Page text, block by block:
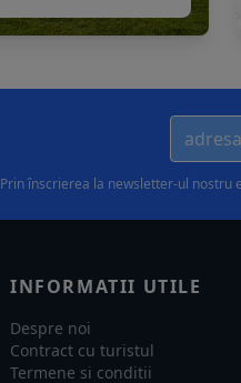
Prin înscrierea la newsletter-ul nostru
INFORMATII UTILE
Despre noi
Contract cu turistul
Termene si conditii